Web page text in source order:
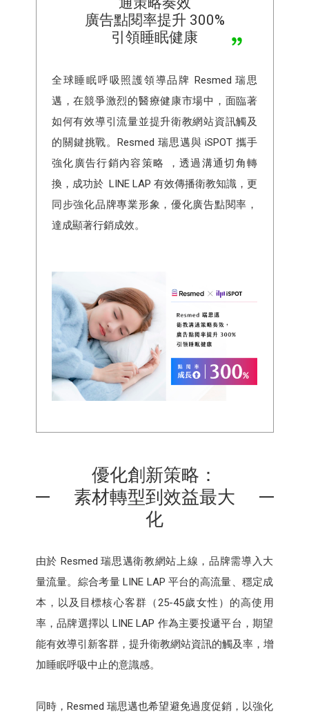
廣告點閱率提升 300%
引領睡眠健康
全球睡眠呼吸照護領導品牌 Resmed 瑞思
邁，在競爭激烈的醫療健康市場中，面臨著
如何有效導引流量並提升衛教網站資訊觸及
的關鍵挑戰。Resmed 瑞思邁與 iSPOT 攜手
強化廣告行銷內容策略 ，透過溝通切角轉
換，成功於 LINE LAP 有效傳播衛教知識，更
同步強化品牌專業形象，優化廣告點閱率，
達成顯著行銷成效。
優化創新策略：
素材轉型到效益最大
化
由於 Resmed 瑞思邁衛教網站上線，品牌需導入大
量流量。綜合考量 LINE LAP 平台的高流量、穩定成
本，以及目標核心客群（25-45歲女性）的高使用
率，品牌選擇以 LINE LAP 作為主要投遞平台，期望
能有效導引新客群，提升衛教網站資訊的觸及率，增
加睡眠呼吸中止的意識感。
同時，Resmed 瑞思邁也希望避免過度促銷，以強化